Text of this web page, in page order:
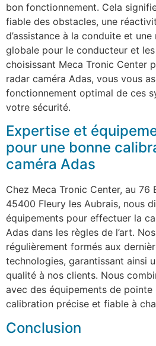
bon fonctionnement. Cela
fiable des obstacles, une
d’assistance à la conduite et
globale pour le conducteur et les
choisissant Meca Tronic Center
radar caméra Adas, vous vous
fonctionnement optimal de ces
votre sécurité.
Expertise et
pour une bonne
caméra Adas
Chez Meca Tronic Center, au 76
45400 Fleury les Aubrais, nous
équipements pour effectuer la
Adas dans les règles de l’art.
régulièrement formés aux
technologies, garantissant ainsi
qualité à nos clients. Nous
avec des équipements de
calibration précise et fiable à
Conclusion